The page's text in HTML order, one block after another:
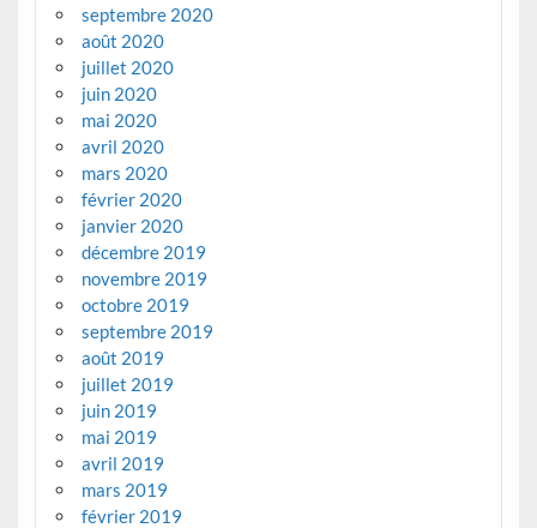
septembre 2020
août 2020
juillet 2020
juin 2020
mai 2020
avril 2020
mars 2020
février 2020
janvier 2020
décembre 2019
novembre 2019
octobre 2019
septembre 2019
août 2019
juillet 2019
juin 2019
mai 2019
avril 2019
mars 2019
février 2019